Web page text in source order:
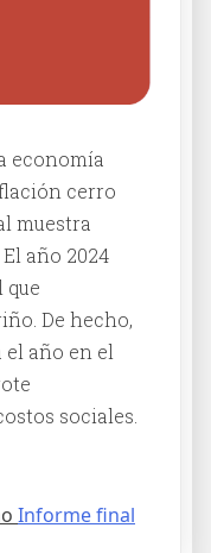
economía
cerro
muestra
año 2024
que
De hecho,
el año en el
sociales.
Informe final